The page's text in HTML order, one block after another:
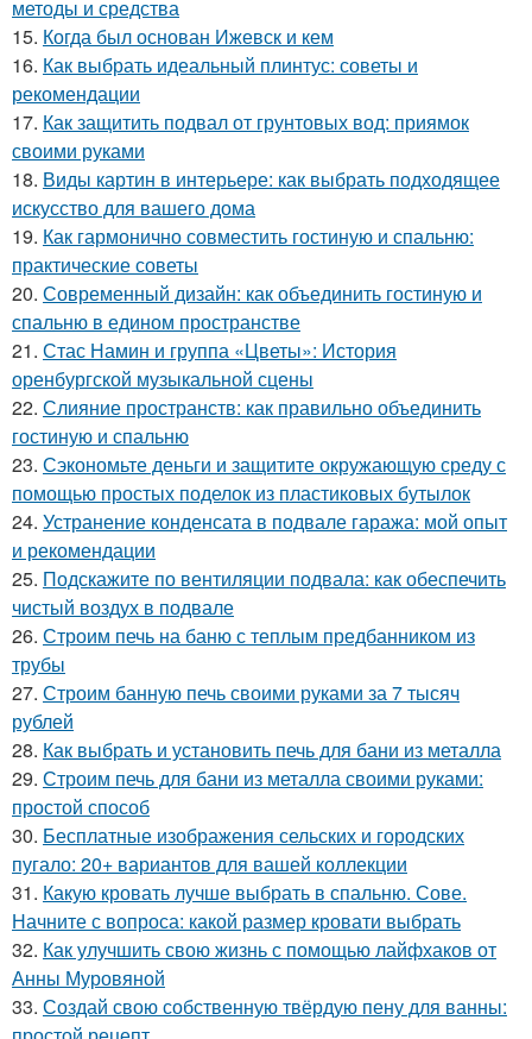
методы и средства
15. Когда был основан Ижевск и кем
16. Как выбрать идеальный плинтус: советы и
рекомендации
17. Как защитить подвал от грунтовых вод: приямок
своими руками
18. Виды картин в интерьере: как выбрать подходящее
искусство для вашего дома
19. Как гармонично совместить гостиную и спальню:
практические советы
20. Современный дизайн: как объединить гостиную и
спальню в едином пространстве
21. Стас Намин и группа «Цветы»: История
оренбургской музыкальной сцены
22. Слияние пространств: как правильно объединить
гостиную и спальню
23. Сэкономьте деньги и защитите окружающую среду с
помощью простых поделок из пластиковых бутылок
24. Устранение конденсата в подвале гаража: мой опыт
и рекомендации
25. Подскажите по вентиляции подвала: как обеспечить
чистый воздух в подвале
26. Строим печь на баню с теплым предбанником из
трубы
27. Строим банную печь своими руками за 7 тысяч
рублей
28. Как выбрать и установить печь для бани из металла
29. Строим печь для бани из металла своими руками:
простой способ
30. Бесплатные изображения сельских и городских
пугало: 20+ вариантов для вашей коллекции
31. Какую кровать лучше выбрать в спальню. Сове.
Начните с вопроса: какой размер кровати выбрать
32. Как улучшить свою жизнь с помощью лайфхаков от
Анны Муровяной
33. Создай свою собственную твёрдую пену для ванны: